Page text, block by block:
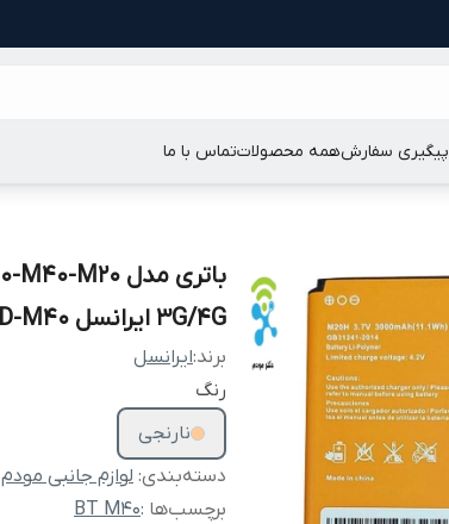
پیگیری سفارشهمه محصولاتتماس با ما
3G/4G ایرانسل FD-M40
برند:ایرانسل
رنگ
نارنجی
دسته‌بندی: لوازم جانبی مودم
برچسب‌ها :BT M40